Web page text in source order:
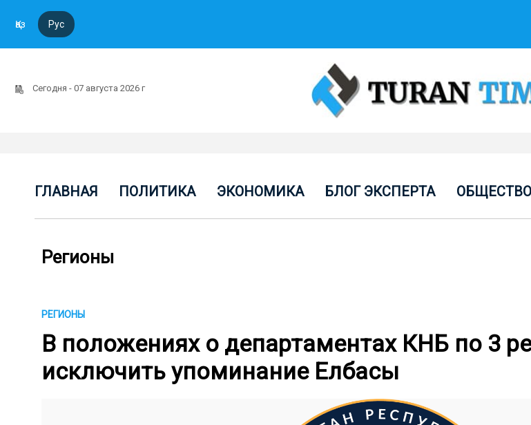
Қаз Рус
Сегодня - 07 августа 2026 г
ГЛАВНАЯ ПОЛИТИКА ЭКОНОМИКА БЛОГ ЭКСПЕРТА ОБЩЕСТВО
Регионы
РЕГИОНЫ
В положениях о департаментах КНБ по 3
исключить упоминание Елбасы